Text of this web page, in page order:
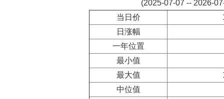
(2025-07-07 -- 2026-
当日价
日涨幅
一年位置
最小值
最大值
中位值